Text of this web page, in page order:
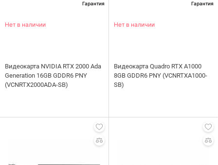
Гарантия
Нет в наличии
Видеокарта NVIDIA RTX 2000 Ada
Generation 16GB GDDR6 PNY
(VCNRTX2000ADA-SB)
Гарантия
Нет в наличии
Видеокарта Quadro RTX A1000
8GB GDDR6 PNY (VCNRTXA1000-
SB)